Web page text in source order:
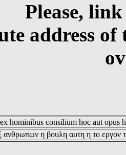
Please,
address
hominibus consilium hoc aut opus
ανθρωπων η βουλη αυτη η το εργον